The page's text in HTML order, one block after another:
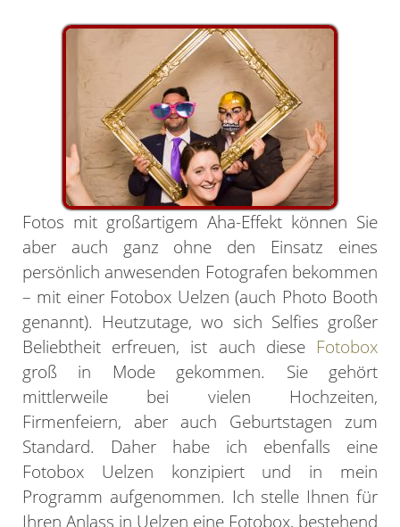
Fotos mit großartigem Aha-Effekt können Sie
aber auch ganz ohne den Einsatz eines
persönlich anwesenden Fotografen bekommen
– mit einer Fotobox Uelzen (auch Photo Booth
genannt). Heutzutage, wo sich Selfies großer
Beliebtheit erfreuen, ist auch diese Fotobox
groß in Mode gekommen. Sie gehört
mittlerweile bei vielen Hochzeiten,
Firmenfeiern, aber auch Geburtstagen zum
Standard. Daher habe ich ebenfalls eine
Fotobox Uelzen konzipiert und in mein
Programm aufgenommen. Ich stelle Ihnen für
Ihren Anlass in Uelzen eine Fotobox, bestehend